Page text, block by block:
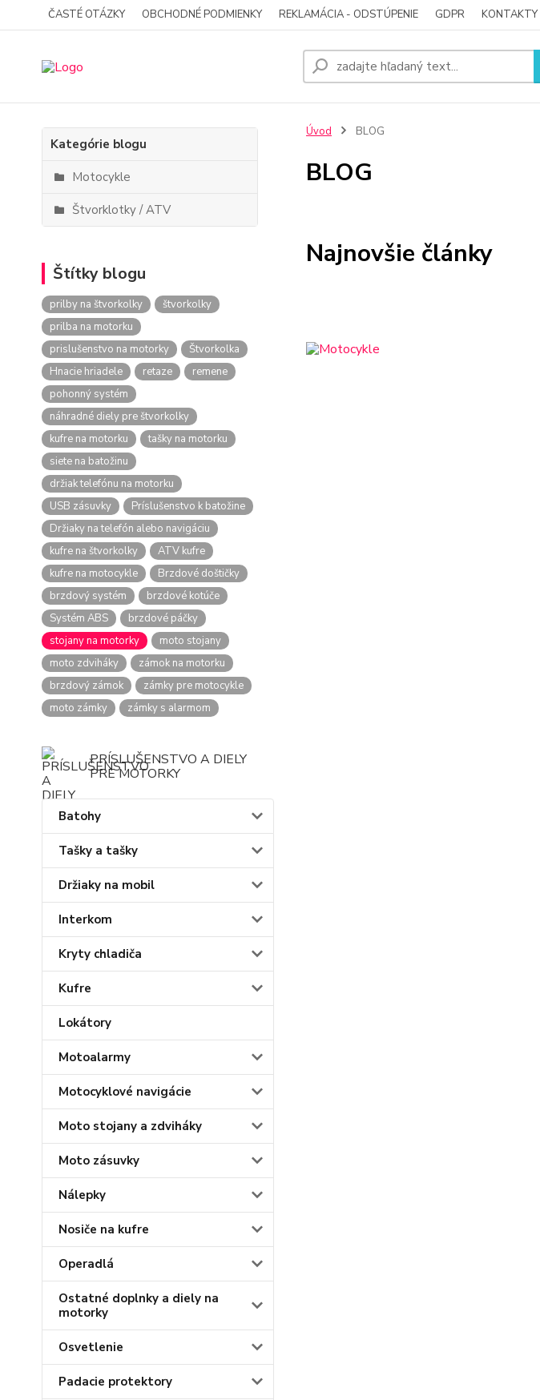
ČASTÉ OTÁZKY OBCHODNÉ PODMIENKY REKLAMÁCIA - ODSTÚPENIE GDPR KONTAKTY
Kategórie blogu
Motocykle
Štvorklotky / ATV
Štítky blogu
prilby na štvorkolky
štvorkolky
prilba na motorku
prislušenstvo na motorky
Štvorkolka
Hnacie hriadele
retaze
remene
pohonný systém
náhradné diely pre štvorkolky
kufre na motorku
tašky na motorku
siete na batožinu
držiak telefónu na motorku
USB zásuvky
Príslušenstvo k batožine
Držiaky na telefón alebo navigáciu
kufre na štvorkolky
ATV kufre
kufre na motocykle
Brzdové doštičky
brzdový systém
brzdové kotúče
Systém ABS
brzdové páčky
stojany na motorky
moto stojany
moto zdviháky
zámok na motorku
brzdový zámok
zámky pre motocykle
moto zámky
zámky s alarmom
PRÍSLUŠENSTVO A DIELY
PRE MOTORKY
Batohy
Tašky a tašky
Držiaky na mobil
Interkom
Kryty chladiča
Kufre
Lokátory
Motoalarmy
Motocyklové navigácie
Moto stojany a zdviháky
Moto zásuvky
Nálepky
Nosiče na kufre
Operadlá
Ostatné doplnky a diely na
motorky
Osvetlenie
Padacie protektory
Úvod BLOG
BLOG
Najnovšie články